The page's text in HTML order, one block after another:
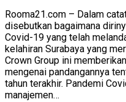
Rooma21.com – Dalam
disebutkan bagaimana
Covid-19 yang telah
kelahiran Surabaya yang
Crown Group ini
mengenai pandangannya
tahun terakhir. Pandemi
manajemen…